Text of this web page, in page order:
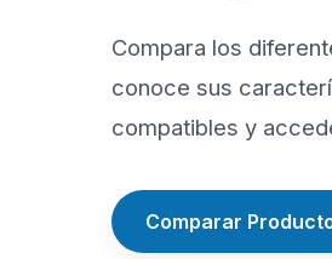
Compara los
conoce sus
compatibles y
Comparar